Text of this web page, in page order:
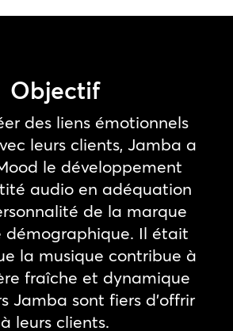
Objectif
des liens émotionnels
leurs clients, Jamba a
le développement
audio en adéquation
de la marque
démographique. Il était
la musique contribue à
fraîche et dynamique
Jamba sont fiers d’offrir
à leurs clients.